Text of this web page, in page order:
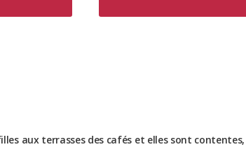
aux terrasses des cafés et elles sont